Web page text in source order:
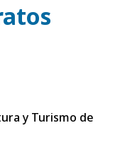
y Turismo de